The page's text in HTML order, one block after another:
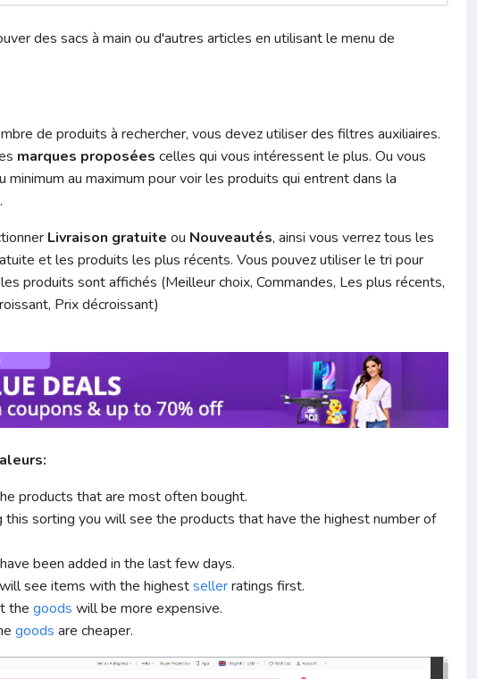
des sacs à main ou d'autres articles en utilisant le menu de
de produits à rechercher, vous devez utiliser des filtres auxiliaires.
marques proposées celles qui vous intéressent le plus. Ou vous
minimum au maximum pour voir les produits qui entrent dans la
Livraison gratuite ou Nouveautés, ainsi vous verrez tous les
et les produits les plus récents. Vous pouvez utiliser le tri pour
produits sont affichés (Meilleur choix, Commandes, Les plus récents,
Prix décroissant)
products that are most often bought.
this sorting you will see the products that have the highest number of
been added in the last few days.
see items with the highestsellerratings first.
the goods will be more expensive.
goods are cheaper.